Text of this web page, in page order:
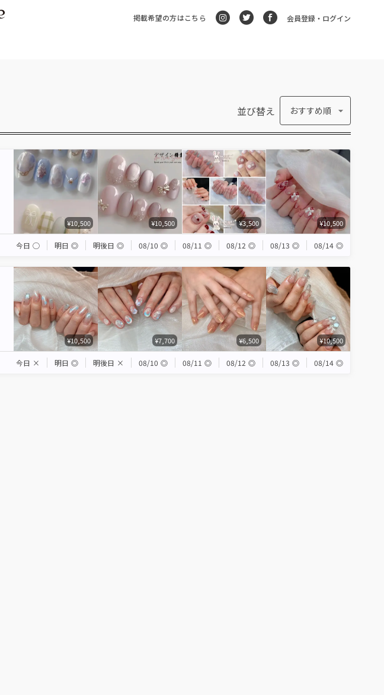
掲載希望の方はこちら 会員登録・ログイン
並び替え おすすめ順
¥10,500 ¥10,500 ¥3,500 ¥10,500
今日 ◯ 明日 ◎ 明後日 ◎ 08/10 ◎ 08/11 ◎ 08/12 ◎ 08/13 ◎ 08/14 ◎
¥10,500 ¥7,700 ¥6,500 ¥10,500
今日 × 明日 ◎ 明後日 × 08/10 ◎ 08/11 ◎ 08/12 ◎ 08/13 ◎ 08/14 ◎